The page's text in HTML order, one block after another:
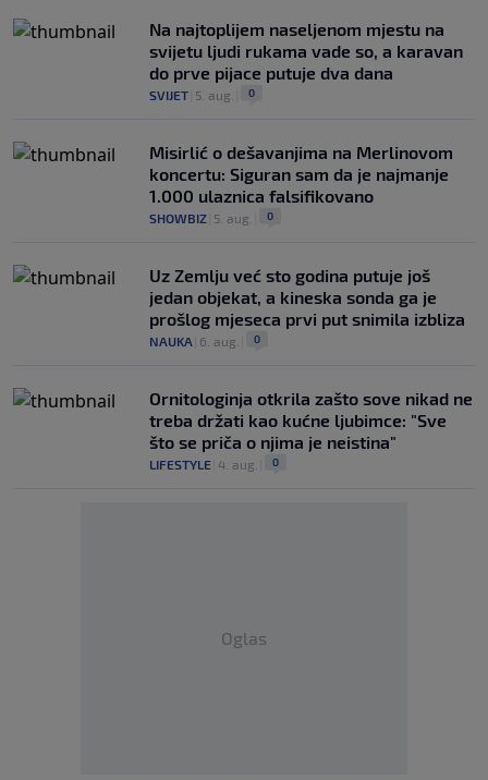
Na najtoplijem naseljenom mjestu na
svijetu ljudi rukama vade so, a karavan
do prve pijace putuje dva dana
SVIJET 5. aug. 0
Misirlić o dešavanjima na Merlinovom
koncertu: Siguran sam da je najmanje
1.000 ulaznica falsifikovano
SHOWBIZ 5. aug. 0
Uz Zemlju već sto godina putuje još
jedan objekat, a kineska sonda ga je
prošlog mjeseca prvi put snimila izbliza
NAUKA 6. aug. 0
Ornitologinja otkrila zašto sove nikad ne
treba držati kao kućne ljubimce: "Sve
što se priča o njima je neistina"
LIFESTYLE 4. aug. 0
Oglas